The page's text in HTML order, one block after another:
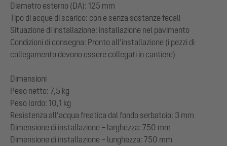
Diametro esterno (DA): 125 mm
Tipo di acque di scarico: con e senza sostanze fecali
Situazione di installazione: installazione nel pavimento
Condizioni di consegna: Pronto all’installazione (i pezzi di
collegamento devono essere collegati in cantiere)
Dimensioni
Peso netto: 7,5 kg
Peso lordo: 10,1 kg
Resistenza all’acqua freatica dal fondo serbatoio: 3 mm
Dimensione di installazione – larghezza: 750 mm
Dimensione di installazione – lunghezza: 750 mm